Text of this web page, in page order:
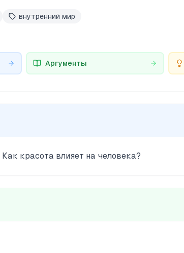
внутренний мир
Аргументы
красота влияет на человека?